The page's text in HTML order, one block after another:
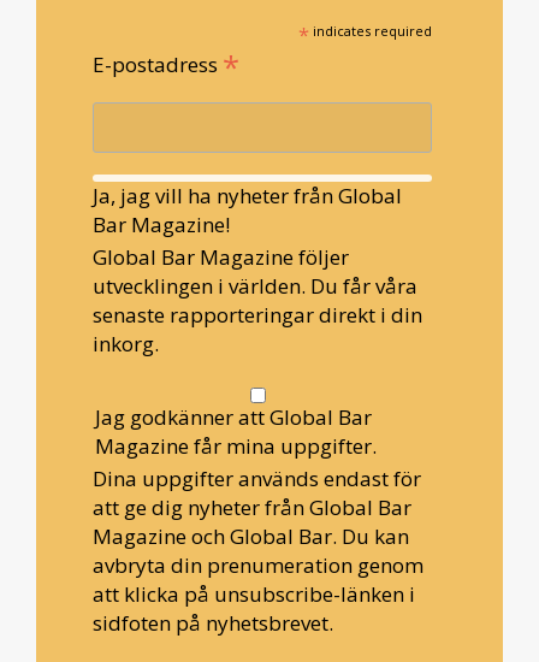
* indicates required
E-postadress *
Ja, jag vill ha nyheter från Global
Bar Magazine!
Global Bar Magazine följer
utvecklingen i världen. Du får våra
senaste rapporteringar direkt i din
inkorg.
Jag godkänner att Global Bar
Magazine får mina uppgifter.
Dina uppgifter används endast för
att ge dig nyheter från Global Bar
Magazine och Global Bar. Du kan
avbryta din prenumeration genom
att klicka på unsubscribe-länken i
sidfoten på nyhetsbrevet.